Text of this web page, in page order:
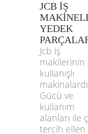
JCB İŞ
YEDEK
Jcb iş
makilerinin
kullanışlı
Gücü ve
kullanım
alanları ile
tercih eilen